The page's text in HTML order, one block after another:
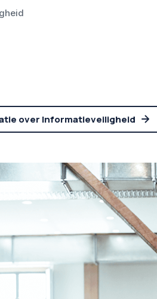
over Informatieveiligheid